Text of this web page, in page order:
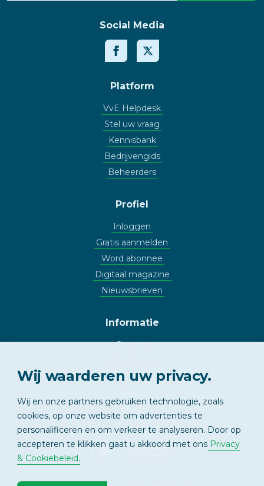
Social Media
Platform
VvE Helpdesk
Stel uw vraag
Kennisbank
Bedrijvengids
Beheerders
Profiel
Inloggen
Gratis aanmelden
Word abonnee
Digitaal magazine
Nieuwsbrieven
Informatie
Contact
Copyright
APPARTEMENT
Wij waarderen uw privacy.
Wij en onze partners gebruiken technologie, zoals
cookies, op onze website om advertenties te
personalificeren en om verkeer te analyseren. Door op
accepteren te klikken gaat u akkoord met ons Privacy
& Cookiebeleid.